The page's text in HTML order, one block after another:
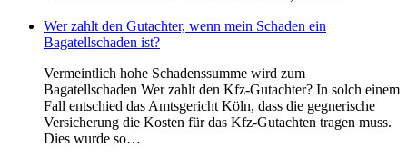
Wer zahlt den Gutachter, wenn mein Schaden ein
Bagatellschaden ist?
Vermeintlich hohe Schadenssumme wird zum
Bagatellschaden Wer zahlt den Kfz-Gutachter? In solch einem
Fall entschied das Amtsgericht Köln, dass die gegnerische
Versicherung die Kosten für das Kfz-Gutachten tragen muss.
Dies wurde so…